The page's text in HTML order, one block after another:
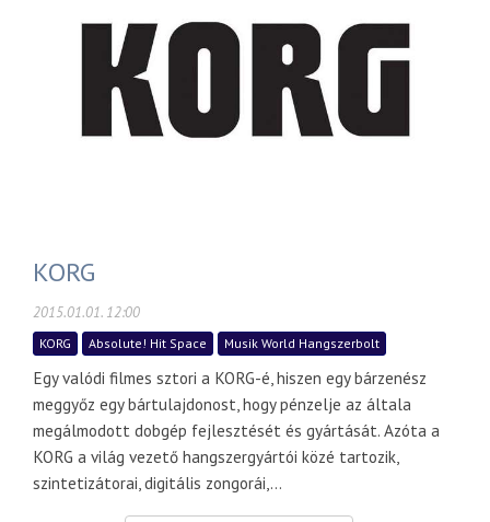
KORG
2015.01.01. 12:00
KORG Absolute! Hit Space Musik World Hangszerbolt
Egy valódi filmes sztori a KORG-é, hiszen egy bárzenész
meggyőz egy bártulajdonost, hogy pénzelje az általa
megálmodott dobgép fejlesztését és gyártását. Azóta a
KORG a világ vezető hangszergyártói közé tartozik,
szintetizátorai, digitális zongorái,...